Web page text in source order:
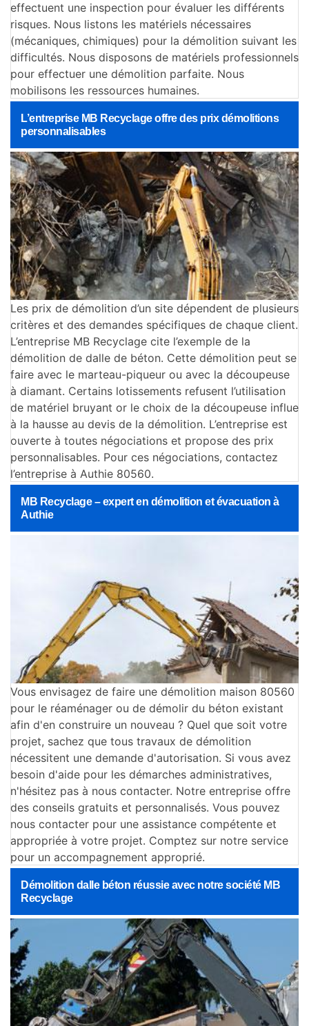
effectuent une inspection pour évaluer les différents
risques. Nous listons les matériels nécessaires
(mécaniques, chimiques) pour la démolition suivant les
difficultés. Nous disposons de matériels professionnels
pour effectuer une démolition parfaite. Nous
mobilisons les ressources humaines.
L’entreprise MB Recyclage offre des prix démolitions
personnalisables
Les prix de démolition d’un site dépendent de plusieurs
critères et des demandes spécifiques de chaque client.
L’entreprise MB Recyclage cite l’exemple de la
démolition de dalle de béton. Cette démolition peut se
faire avec le marteau-piqueur ou avec la découpeuse
à diamant. Certains lotissements refusent l’utilisation
de matériel bruyant or le choix de la découpeuse influe
à la hausse au devis de la démolition. L’entreprise est
ouverte à toutes négociations et propose des prix
personnalisables. Pour ces négociations, contactez
l’entreprise à Authie 80560.
MB Recyclage – expert en démolition et évacuation à
Authie
Vous envisagez de faire une démolition maison 80560
pour le réaménager ou de démolir du béton existant
afin d'en construire un nouveau ? Quel que soit votre
projet, sachez que tous travaux de démolition
nécessitent une demande d'autorisation. Si vous avez
besoin d'aide pour les démarches administratives,
n'hésitez pas à nous contacter. Notre entreprise offre
des conseils gratuits et personnalisés. Vous pouvez
nous contacter pour une assistance compétente et
appropriée à votre projet. Comptez sur notre service
pour un accompagnement approprié.
Démolition dalle béton réussie avec notre société MB
Recyclage